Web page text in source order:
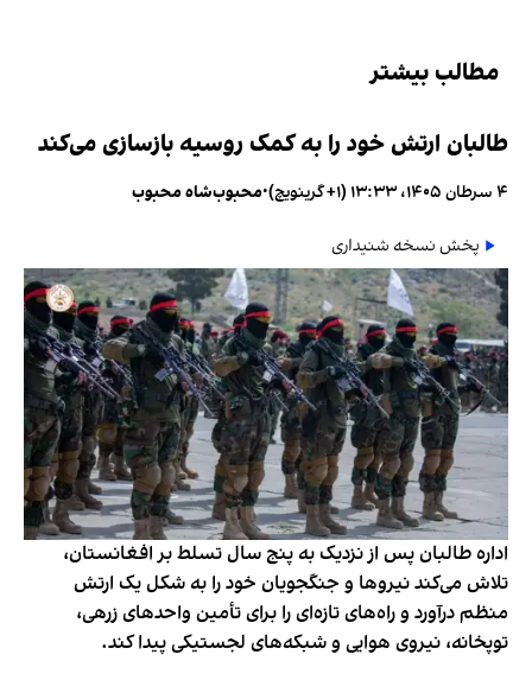
مطالب بیشتر
طالبان ارتش خود را به کمک روسیه بازسازی می‌کند
۴ سرطان ۱۴۰۵، ۱۳:۳۳ (‎+۱ گرینویچ) •محبوب‌شاه محبوب
پخش نسخه شنیداری
اداره طالبان پس از نزدیک به پنج سال تسلط بر افغانستان،
تلاش می‌کند نیروها و جنگجویان خود را به شکل یک ارتش
منظم درآورد و راه‌های تازه‌ای را برای تأمین واحدهای زرهی،
توپخانه، نیروی هوایی و شبکه‌های لجستیکی پیدا کند.